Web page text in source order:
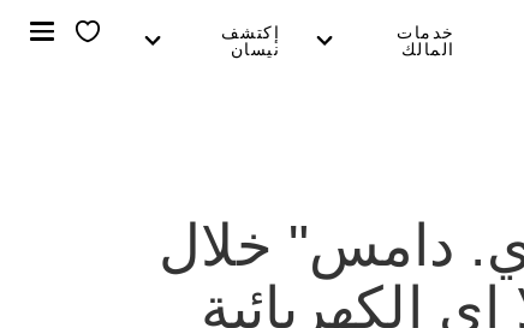
خدمات
المالك
إكتشف
نيسان
دامس" خلال
الكهربائية